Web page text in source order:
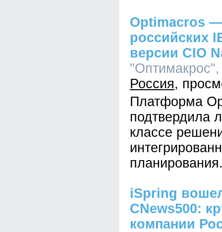
Optimacros —
российских
версии CIO
Россия
Платформа
подтвердила
классе
iSpring
CNews500:
компании